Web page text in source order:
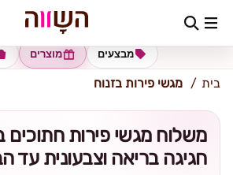
כתובת למשלוח הזינו כתובת
מוצרים מבצעים
בית מגשי פירות בזנוח
משלוח מגשי פירות חתוכים
חגיגה בריאה וצבעונית עד